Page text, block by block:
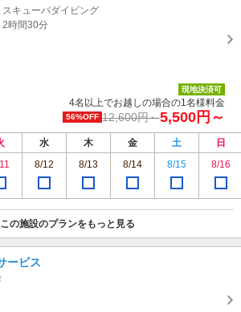
スキューバダイビング
2時間30分
現地決済可
4名以上でお越しの場合の1名様料金
56%OFF 12,600円～5,500円～
水 木 金 土
日
8/12 8/13 8/14 8/15 8/16
この施設のプランをもっと見る
ービス